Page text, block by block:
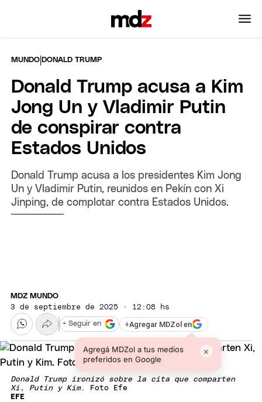
MUNDO |DONALD TRUMP
Donald Trump acusa a Kim
Jong Un y Vladimir Putin
de conspirar contra
Estados Unidos
Donald Trump acusa a los presidentes Kim Jong
Un y Vladimir Putin, reunidos en Pekín con Xi
Jinping, de complotar contra Estados Unidos.
MDZ MUNDO
3 de septiembre de 2025 · 12:08 hs
+Agregar MDZol en
Agregá MDZol a tus medios
preferidos en Google
×
+ Seguir en
Donald Trump ironizó sobre la cita que comparten
Xi, Putin y Kim. Foto Efe
EFE